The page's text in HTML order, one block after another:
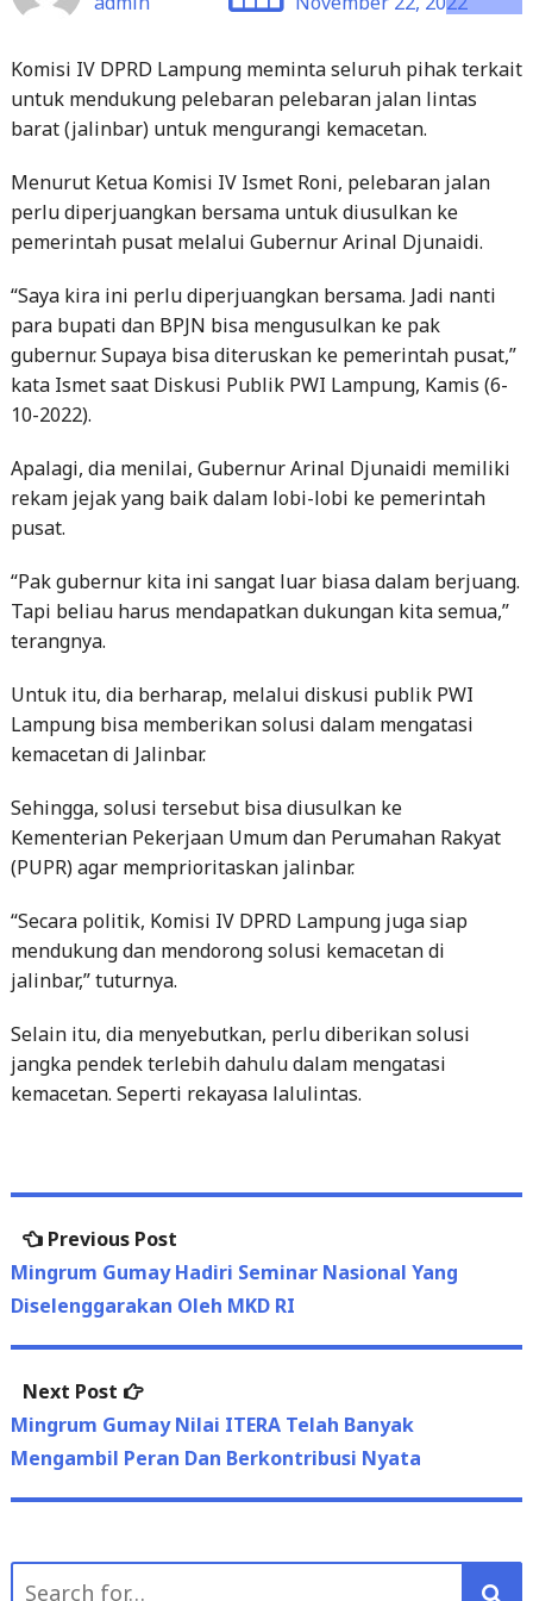
barat (jalinbar) untuk mengurangi kemacetan.
Menurut Ketua Komisi IV Ismet Roni, pelebaran jalan
perlu diperjuangkan bersama untuk diusulkan ke
pemerintah pusat melalui Gubernur Arinal Djunaidi.
“Saya kira ini perlu diperjuangkan bersama. Jadi nanti
para bupati dan BPJN bisa mengusulkan ke pak
gubernur. Supaya bisa diteruskan ke pemerintah pusat,”
kata Ismet saat Diskusi Publik PWI Lampung, Kamis (6-
10-2022).
Apalagi, dia menilai, Gubernur Arinal Djunaidi memiliki
rekam jejak yang baik dalam lobi-lobi ke pemerintah
pusat.
“Pak gubernur kita ini sangat luar biasa dalam berjuang.
Tapi beliau harus mendapatkan dukungan kita semua,”
terangnya.
Untuk itu, dia berharap, melalui diskusi publik PWI
Lampung bisa memberikan solusi dalam mengatasi
kemacetan di Jalinbar.
Sehingga, solusi tersebut bisa diusulkan ke
Kementerian Pekerjaan Umum dan Perumahan Rakyat
(PUPR) agar memprioritaskan jalinbar.
“Secara politik, Komisi IV DPRD Lampung juga siap
mendukung dan mendorong solusi kemacetan di
jalinbar,” tuturnya.
Selain itu, dia menyebutkan, perlu diberikan solusi
jangka pendek terlebih dahulu dalam mengatasi
kemacetan. Seperti rekayasa lalulintas.
navigationpost:
Mingrum Gumay Hadiri Seminar Nasional Yang
Diselenggarakan Oleh MKD RI
Next Post
Next
post:
Mingrum Gumay Nilai ITERA Telah Banyak
Mengambil Peran Dan Berkontribusi Nyata
Search